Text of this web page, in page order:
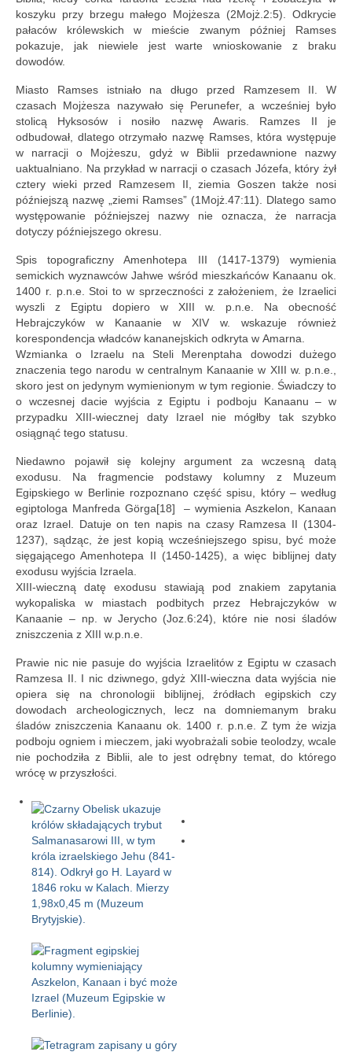
koszyku przy brzegu małego Mojżesza (2Mojż.2:5). Odkrycie
pałaców królewskich w mieście zwanym później Ramses
pokazuje, jak niewiele jest warte wnioskowanie z braku
dowodów.
Miasto Ramses istniało na długo przed Ramzesem II. W
czasach Mojżesza nazywało się Perunefer, a wcześniej było
stolicą Hyksosów i nosiło nazwę Awaris. Ramzes II je
odbudował, dlatego otrzymało nazwę Ramses, która występuje
w narracji o Mojżeszu, gdyż w Biblii przedawnione nazwy
uaktualniano. Na przykład w narracji o czasach Józefa, który żył
cztery wieki przed Ramzesem II, ziemia Goszen także nosi
późniejszą nazwę „ziemi Ramses” (1Mojż.47:11). Dlatego samo
występowanie późniejszej nazwy nie oznacza, że narracja
dotyczy późniejszego okresu.
Spis topograficzny Amenhotepa III (1417-1379) wymienia
semickich wyznawców Jahwe wśród mieszkańców Kanaanu ok.
1400 r. p.n.e. Stoi to w sprzeczności z założeniem, że Izraelici
wyszli z Egiptu dopiero w XIII w. p.n.e. Na obecność
Hebrajczyków w Kanaanie w XIV w. wskazuje również
korespondencja władców kananejskich odkryta w Amarna.
Wzmianka o Izraelu na Steli Merenptaha dowodzi dużego
znaczenia tego narodu w centralnym Kanaanie w XIII w. p.n.e.,
skoro jest on jedynym wymienionym w tym regionie. Świadczy to
o wczesnej dacie wyjścia z Egiptu i podboju Kanaanu – w
przypadku XIII-wiecznej daty Izrael nie mógłby tak szybko
osiągnąć tego statusu.
Niedawno pojawił się kolejny argument za wczesną datą
exodusu. Na fragmencie podstawy kolumny z Muzeum
Egipskiego w Berlinie rozpoznano część spisu, który – według
egiptologa Manfreda Görga[18] – wymienia Aszkelon, Kanaan
oraz Izrael. Datuje on ten napis na czasy Ramzesa II (1304-
1237), sądząc, że jest kopią wcześniejszego spisu, być może
sięgającego Amenhotepa II (1450-1425), a więc biblijnej daty
exodusu wyjścia Izraela.
XIII-wieczną datę exodusu stawiają pod znakiem zapytania
wykopaliska w miastach podbitych przez Hebrajczyków w
Kanaanie – np. w Jerycho (Joz.6:24), które nie nosi śladów
zniszczenia z XIII w.p.n.e.
Prawie nic nie pasuje do wyjścia Izraelitów z Egiptu w czasach
Ramzesa II. I nic dziwnego, gdyż XIII-wieczna data wyjścia nie
opiera się na chronologii biblijnej, źródłach egipskich czy
dowodach archeologicznych, lecz na domniemanym braku
śladów zniszczenia Kanaanu ok. 1400 r. p.n.e. Z tym że wizja
podboju ogniem i mieczem, jaki wyobrażali sobie teolodzy, wcale
nie pochodziła z Biblii, ale to jest odrębny temat, do którego
wrócę w przyszłości.